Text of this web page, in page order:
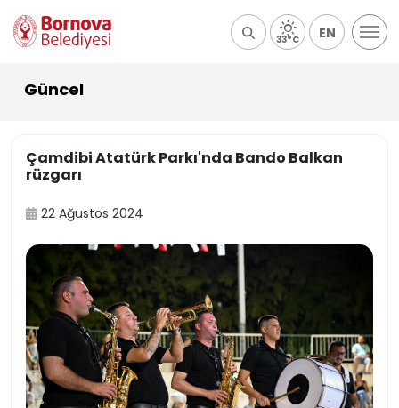
33°C EN
Güncel
Çamdibi Atatürk Parkı'nda Bando Balkan
rüzgarı
22 Ağustos 2024